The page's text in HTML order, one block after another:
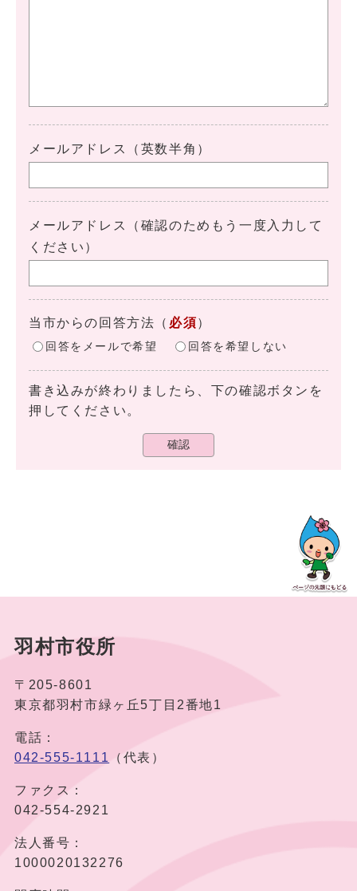
メールアドレス（英数半角）
メールアドレス（確認のためもう一度入力して
ください）
当市からの回答方法 （ 必須）
回答をメールで希望 回答を希望しない
書き込みが終わりましたら、下の確認ボタンを
押してください。
確認
羽村市役所
〒205-8601
東京都羽村市緑ヶ丘5丁目2番地1
電話：
042-555-1111
（代表）
ファクス：
042-554-2921
法人番号：
1000020132276